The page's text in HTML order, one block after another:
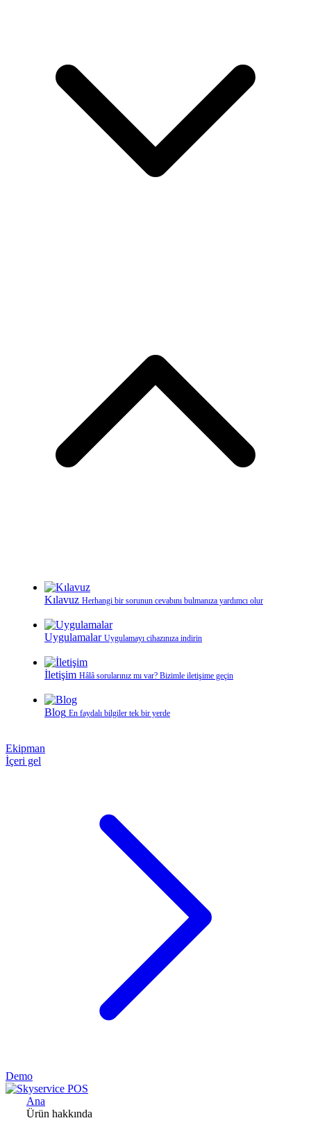
Kılavuz Herhangi bir sorunun cevabını bulmanıza yardımcı olur
Uygulamalar Uygulamayı cihazınıza indirin
İletişim Hâlâ sorularınız mı var? Bizimle iletişime geçin
Blog En faydalı bilgiler tek bir yerde
Ekipman
İçeri gel
Demo
Ana
Ürün hakkında